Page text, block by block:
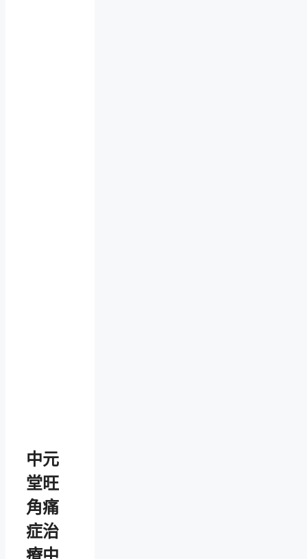
中元
堂旺
角痛
症治
療中